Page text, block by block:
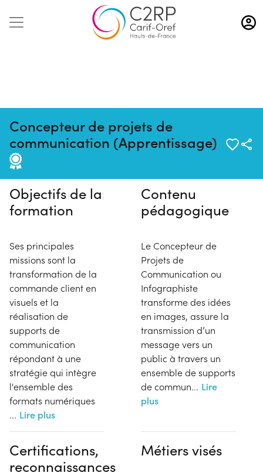
Aller
au
contenu
Concepteur de projets de
communication (Apprentissage)
Pas de session programmée en
Objectifs de la
formation
Ses principales
missions sont la
transformation de la
commande client en
visuels et la
réalisation de
supports de
communication
répondant à une
stratégie qui intègre
l'ensemble des
formats numériques
... Lire plus
Contenu
pédagogique
Le Concepteur de
Projets de
Communication ou
Infographiste
transforme des idées
en images, assure la
transmission d’un
message vers un
public à travers un
ensemble de supports
de commun... Lire
plus
Certifications,
reconnaissances
Métiers visés